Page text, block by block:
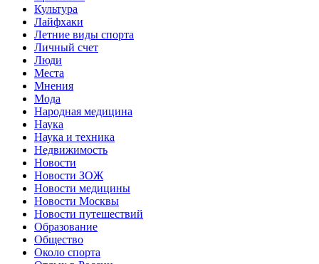
Культура
Лайфхаки
Летние виды спорта
Личный счет
Люди
Места
Мнения
Мода
Народная медицина
Наука
Наука и техника
Недвижимость
Новости
Новости ЗОЖ
Новости медицины
Новости Москвы
Новости путешествий
Образование
Общество
Около спорта